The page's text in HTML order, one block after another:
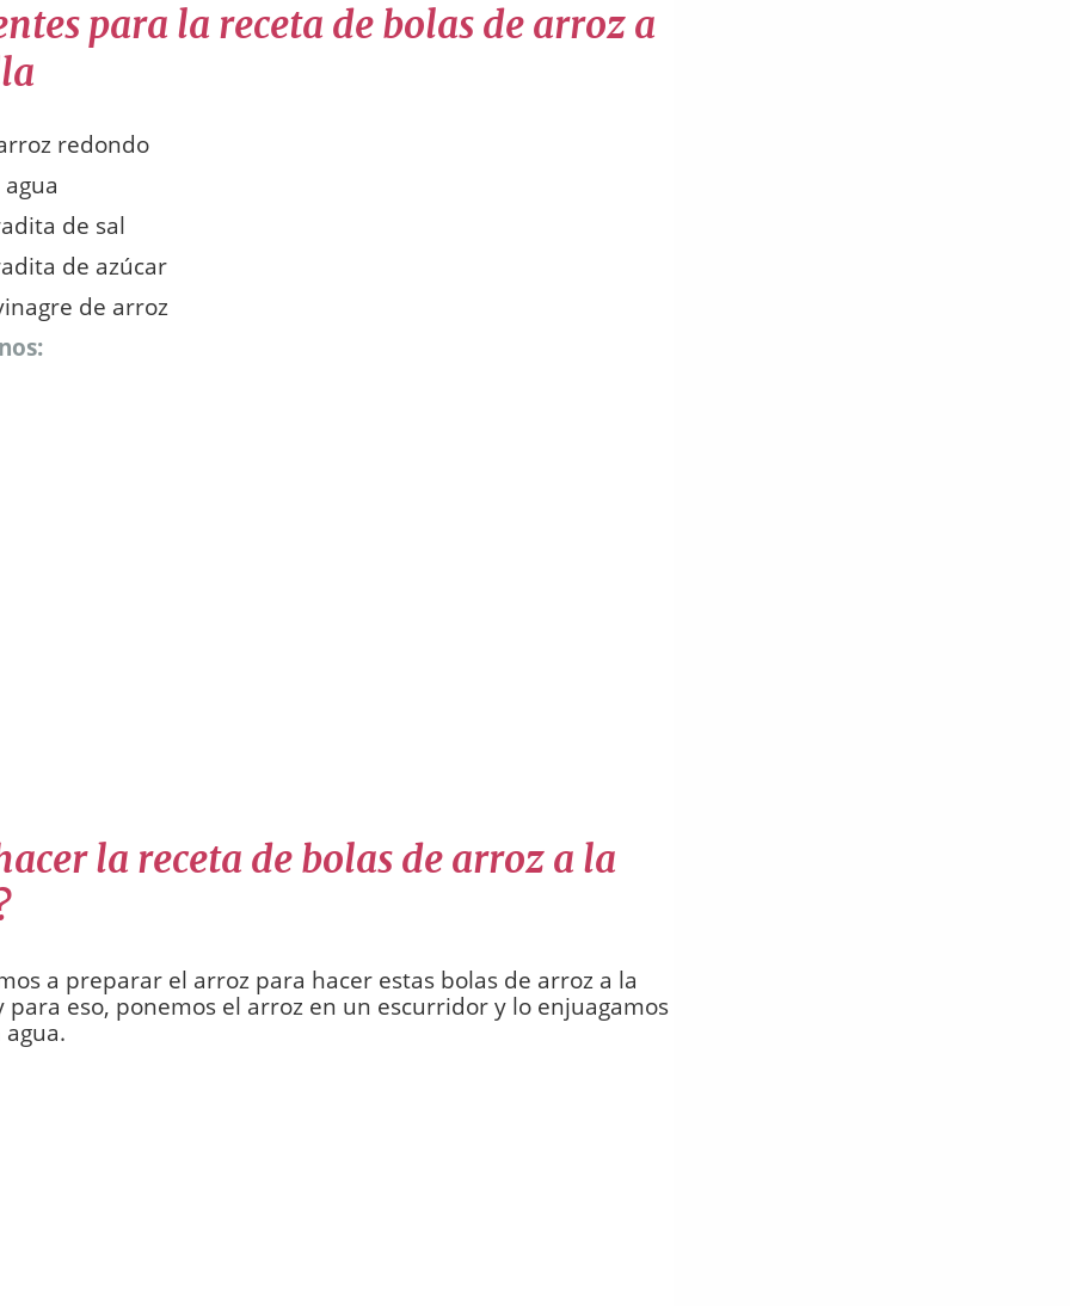
para la receta de bolas de arroz a
redondo
de sal
de azúcar
de arroz
la receta de bolas de arroz a la
a preparar el arroz para hacer estas bolas de arroz a la
para eso, ponemos el arroz en un escurridor y lo enjuagamos